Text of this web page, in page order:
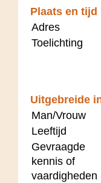
Plaats en tijd
Adres
Toelichting
Uitgebreide
Man/Vrouw
Leeftijd
Gevraagde
kennis of
vaardigheden